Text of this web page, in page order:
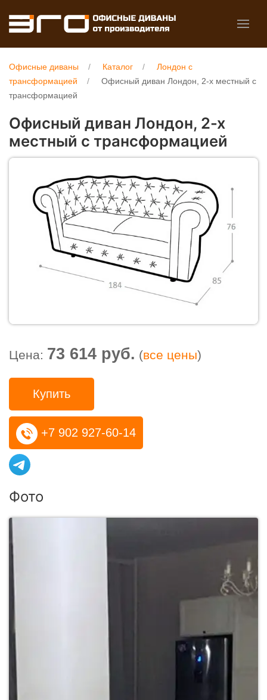
Офисные диваны Каталог
Лондон с
трансформацией
Офисный диван Лондон, 2-х местный с
трансформацией
Офисный диван Лондон, 2-х
местный с трансформацией
Цена: 73 614 руб. (все цены)
Купить
+7 902 927-60-14
Фото